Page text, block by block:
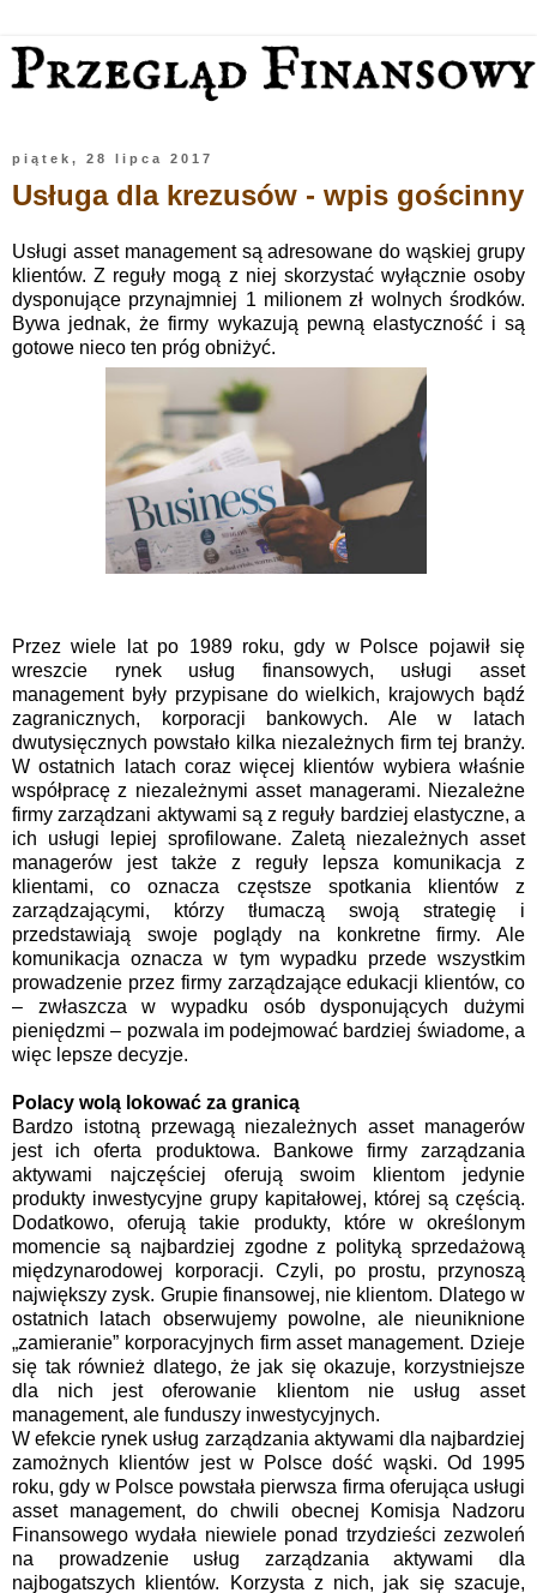
piątek, 28 lipca 2017
Usługa dla krezusów - wpis gościnny
Usługi asset management są adresowane do wąskiej grupy
klientów. Z reguły mogą z niej skorzystać wyłącznie osoby
dysponujące przynajmniej 1 milionem zł wolnych środków.
Bywa jednak, że firmy wykazują pewną elastyczność i są
gotowe nieco ten próg obniżyć.
Przez wiele lat po 1989 roku, gdy w Polsce pojawił się
wreszcie rynek usług finansowych, usługi asset
management były przypisane do wielkich, krajowych bądź
zagranicznych, korporacji bankowych. Ale w latach
dwutysięcznych powstało kilka niezależnych firm tej branży.
W ostatnich latach coraz więcej klientów wybiera właśnie
współpracę z niezależnymi asset managerami. Niezależne
firmy zarządzani aktywami są z reguły bardziej elastyczne, a
ich usługi lepiej sprofilowane. Zaletą niezależnych asset
managerów jest także z reguły lepsza komunikacja z
klientami, co oznacza częstsze spotkania klientów z
zarządzającymi, którzy tłumaczą swoją strategię i
przedstawiają swoje poglądy na konkretne firmy. Ale
komunikacja oznacza w tym wypadku przede wszystkim
prowadzenie przez firmy zarządzające edukacji klientów, co
– zwłaszcza w wypadku osób dysponujących dużymi
pieniędzmi – pozwala im podejmować bardziej świadome, a
więc lepsze decyzje.
Polacy wolą lokować za granicą
Bardzo istotną przewagą niezależnych asset managerów
jest ich oferta produktowa. Bankowe firmy zarządzania
aktywami najczęściej oferują swoim klientom jedynie
produkty inwestycyjne grupy kapitałowej, której są częścią.
Dodatkowo, oferują takie produkty, które w określonym
momencie są najbardziej zgodne z polityką sprzedażową
międzynarodowej korporacji. Czyli, po prostu, przynoszą
największy zysk. Grupie finansowej, nie klientom. Dlatego w
ostatnich latach obserwujemy powolne, ale nieuniknione
„zamieranie” korporacyjnych firm asset management. Dzieje
się tak również dlatego, że jak się okazuje, korzystniejsze
dla nich jest oferowanie klientom nie usług asset
management, ale funduszy inwestycyjnych.
W efekcie rynek usług zarządzania aktywami dla najbardziej
zamożnych klientów jest w Polsce dość wąski. Od 1995
roku, gdy w Polsce powstała pierwsza firma oferująca usługi
asset management, do chwili obecnej Komisja Nadzoru
Finansowego wydała niewiele ponad trzydzieści zezwoleń
na prowadzenie usług zarządzania aktywami dla
najbogatszych klientów. Korzysta z nich, jak się szacuje,